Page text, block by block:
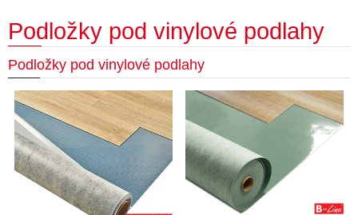
Podložky pod vinylové podlahy
Podložky pod vinylové podlahy